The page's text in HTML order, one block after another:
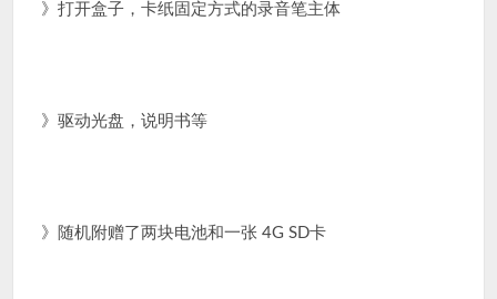
》打开盒子，卡纸固定方式的录音笔主体
》驱动光盘，说明书等
》随机附赠了两块电池和一张 4G SD卡